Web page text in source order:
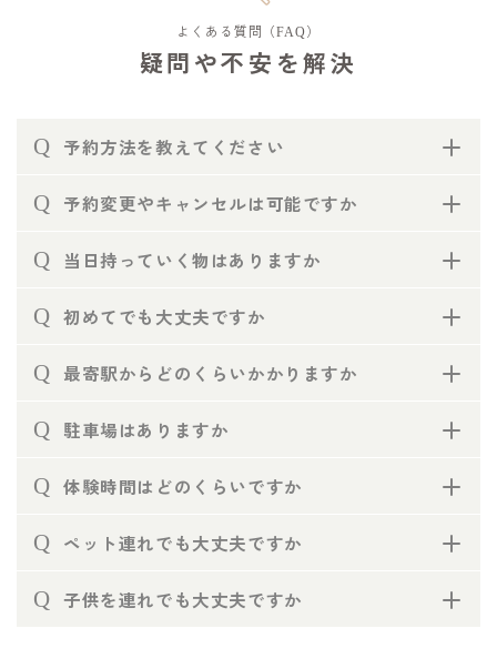
よくある質問（FAQ）
疑問や不安を解決
Q 予約方法を教えてください
Q 予約変更やキャンセルは可能ですか
Q 当日持っていく物はありますか
Q 初めてでも大丈夫ですか
Q 最寄駅からどのくらいかかりますか
Q 駐車場はありますか
Q 体験時間はどのくらいですか
Q ペット連れでも大丈夫ですか
Q 子供を連れでも大丈夫ですか